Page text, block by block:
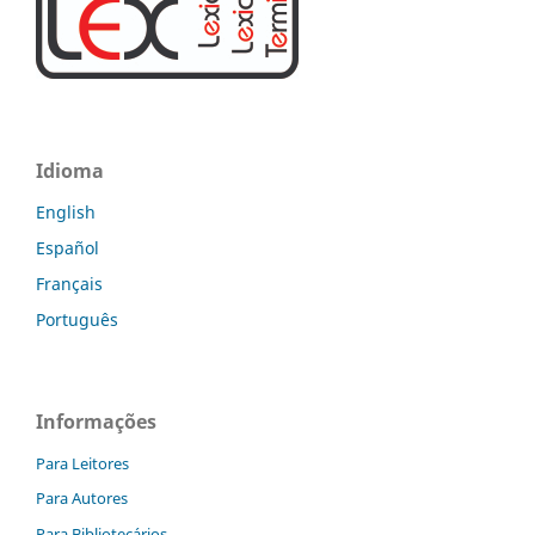
Idioma
English
Español
Français
Português
Informações
Para Leitores
Para Autores